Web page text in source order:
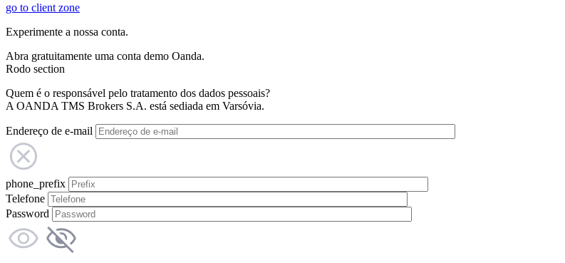
go to client zone
Experimente a nossa conta.
Abra gratuitamente uma conta demo Oanda.
Rodo section
Quem é o responsável pelo tratamento dos dados pessoais?
A OANDA TMS Brokers S.A. está sediada em Varsóvia.
Endereço de e-mail
phone_prefix
Telefone
Password